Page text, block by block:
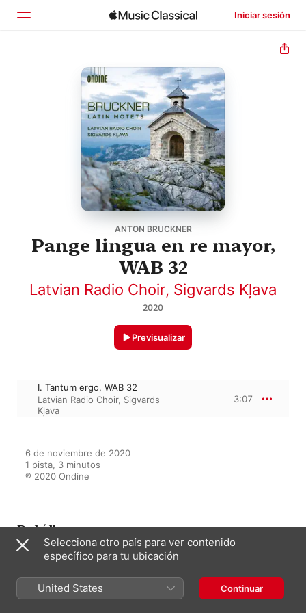
Iniciar sesión
Explorar
ANTON BRUCKNER
Pange lingua en re mayor,
WAB 32
Latvian Radio Choir, Sigvards Kļava
2020
Previsualizar
I. Tantum ergo, WAB 32
Latvian Radio Choir, Sigvards
Kļava
3:07
6 de noviembre de 2020
1 pista, 3 minutos
℗ 2020 Ondine
Del álbum
Bruckner: Latin Motets
Sigvards Kļava,Latvian Radio Choir
Selecciona otro país para ver contenido
específico para tu ubicación
United States Continuar